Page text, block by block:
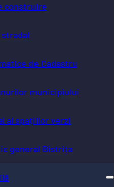
construire
de Cadastru
municipiului
al spațiilor verzi
general Bistrița